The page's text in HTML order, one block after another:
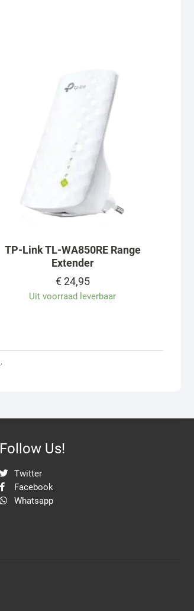
TP-Link TL-WA850RE Range
Extender
€24,95
Uit voorraad leverbaar
.
Follow Us!
Twitter
Facebook
Whatsapp